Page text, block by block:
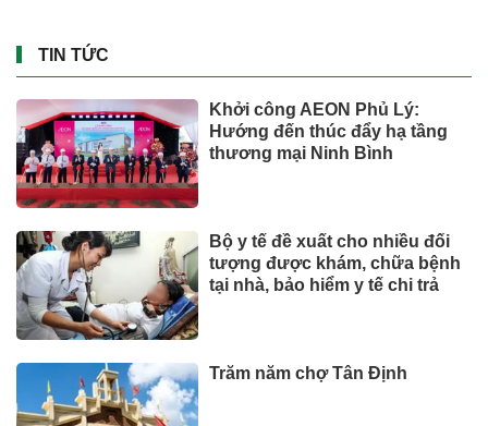
TIN TỨC
Khởi công AEON Phủ Lý:
Hướng đến thúc đẩy hạ tầng
thương mại Ninh Bình
Bộ y tế đề xuất cho nhiều đối
tượng được khám, chữa bệnh
tại nhà, bảo hiểm y tế chi trả
Trăm năm chợ Tân Định